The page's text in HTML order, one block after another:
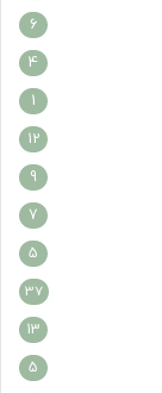
6
4
1
12
9
7
5
37
13
5